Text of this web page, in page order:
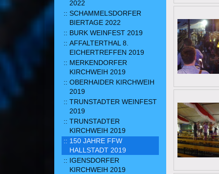
2022
SCHAMMELSDORFER
BIERTAGE 2022
BURK WEINFEST 2019
AFFALTERTHAL 8.
EICHERTREFFEN 2019
MERKENDORFER
KIRCHWEIH 2019
OBERHAIDER KIRCHWEIH
2019
TRUNSTADTER WEINFEST
2019
TRUNSTADTER
KIRCHWEIH 2019
150 JAHRE FFW
HALLSTADT 2019
IGENSDORFER
KIRCHWEIH 2019